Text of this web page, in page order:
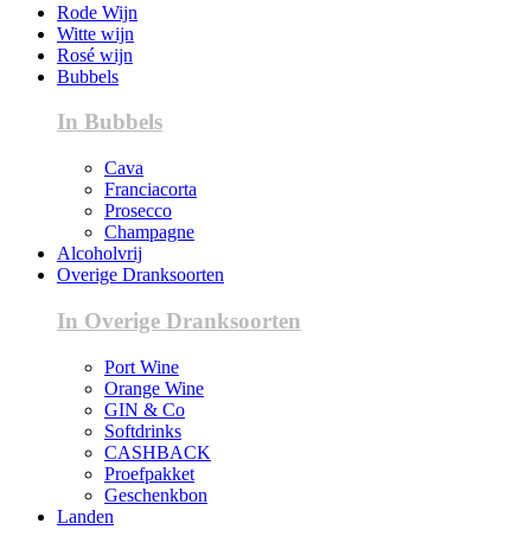
Rode Wijn
Witte wijn
Rosé wijn
Bubbels
In Bubbels
Cava
Franciacorta
Prosecco
Champagne
Alcoholvrij
Overige Dranksoorten
In Overige Dranksoorten
Port Wine
Orange Wine
GIN & Co
Softdrinks
CASHBACK
Proefpakket
Geschenkbon
Landen